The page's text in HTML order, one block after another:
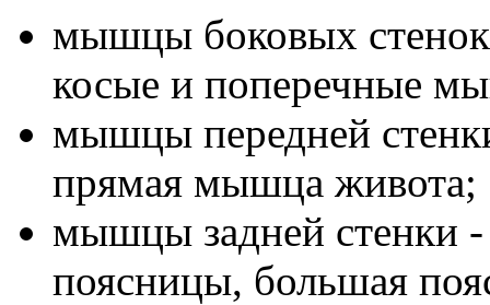
мышцы боковых
косые и поперечные
мышцы передней
прямая мышца живота;
мышцы задней стенки
поясницы, большая